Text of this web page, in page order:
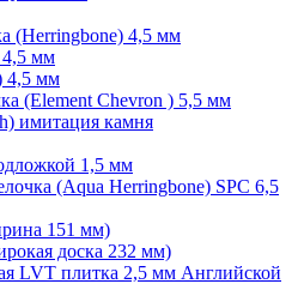
(Herringbone) 4,5 мм
4,5 мм
4,5 мм
(Element Chevron ) 5,5 мм
имитация камня
1,5 мм
(Aqua Herringbone) SPC 6,5
151 мм)
доска 232 мм)
LVT плитка 2,5 мм Английской